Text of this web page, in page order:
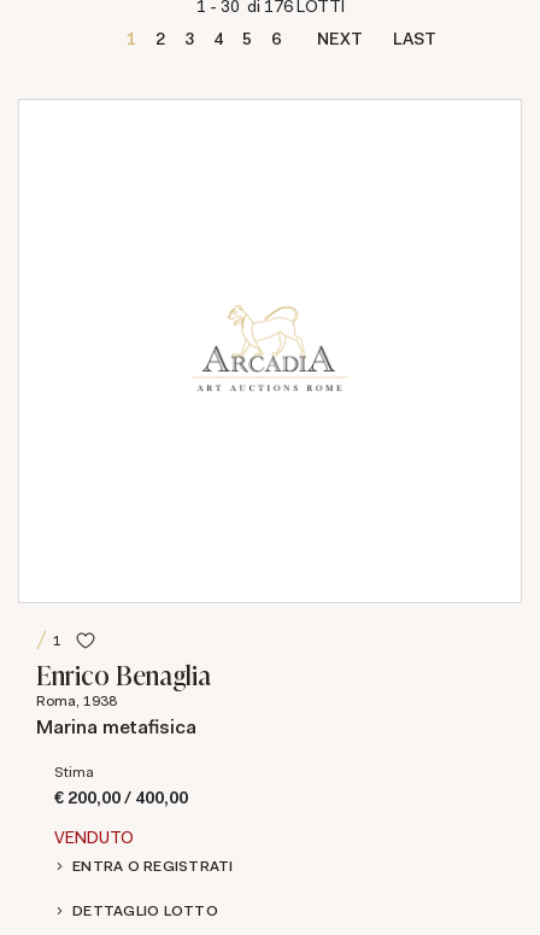
1 - 30 di 176 LOTTI
1
2 3 4 5 6 NEXT LAST
1
Enrico Benaglia
Roma, 1938
Marina metafisica
Stima
€ 200,00 / 400,00
VENDUTO
ENTRA O REGISTRATI
DETTAGLIO LOTTO